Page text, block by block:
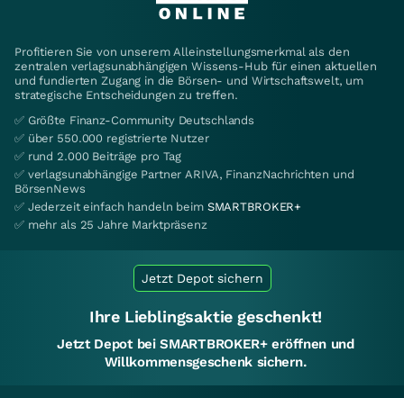
Profitieren Sie von unserem Alleinstellungsmerkmal als den
zentralen verlagsunabhängigen Wissens-Hub für einen aktuellen
und fundierten Zugang in die Börsen- und Wirtschaftswelt, um
strategische Entscheidungen zu treffen.
✅ Größte Finanz-Community Deutschlands
✅ über 550.000 registrierte Nutzer
✅ rund 2.000 Beiträge pro Tag
✅ verlagsunabhängige Partner ARIVA, FinanzNachrichten und
BörsenNews
✅ Jederzeit einfach handeln beim SMARTBROKER+
✅ mehr als 25 Jahre Marktpräsenz
Jetzt Depot sichern
Ihre Lieblingsaktie geschenkt!
Jetzt Depot bei SMARTBROKER+ eröffnen und
Willkommensgeschenk sichern.